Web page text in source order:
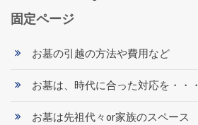
固定ページ
お墓の引越の方法や費用など
お墓は、時代に合った対応を・・・
お墓は先祖代々or家族のスペース